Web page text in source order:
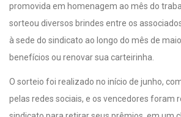
promovida em homenagem ao mês do
sorteou diversos brindes entre os
à sede do sindicato ao longo do mês de
benefícios ou renovar sua carteirinha.
O sorteio foi realizado no início de junho,
pelas redes sociais, e os vencedores foram